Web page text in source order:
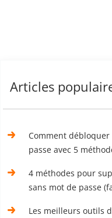
Articles
Comment
passe avec 5
4 méthodes pour
sans mot de passe
Les meilleurs outils